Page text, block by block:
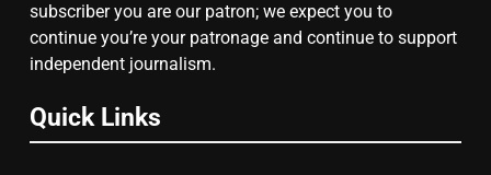
subscriber you are our patron; we expect you to
continue you’re your patronage and continue to support
independent journalism.
Quick Links